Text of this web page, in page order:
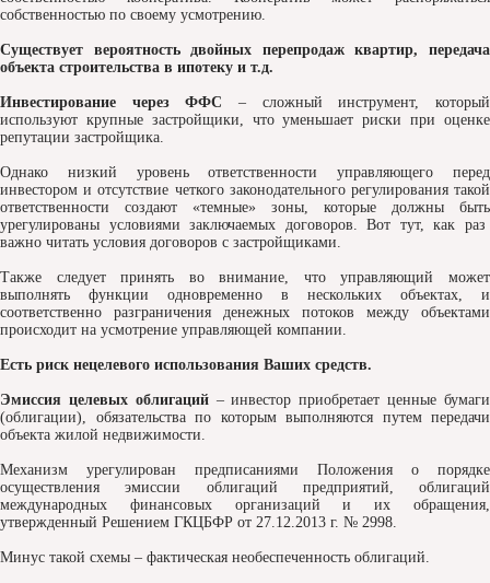
собственностью по своему усмотрению.
Существует вероятность двойных перепродаж квартир, передача
объекта строительства в ипотеку и т.д.
Инвестирование через ФФС – сложный инструмент, который
используют крупные застройщики, что уменьшает риски при оценке
репутации застройщика.
Однако низкий уровень ответственности управляющего перед
инвестором и отсутствие четкого законодательного регулирования такой
ответственности создают «темные» зоны, которые должны быть
урегулированы условиями заключаемых договоров. Вот тут, как раз
важно читать условия договоров с застройщиками.
Также следует принять во внимание, что управляющий может
выполнять функции одновременно в нескольких объектах, и
соответственно разграничения денежных потоков между объектами
происходит на усмотрение управляющей компании.
Есть риск нецелевого использования Ваших средств.
Эмиссия целевых облигаций– инвестор приобретает ценные бумаги
(облигации), обязательства по которым выполняются путем передачи
объекта жилой недвижимости.
Механизм урегулирован предписаниями Положения о порядке
осуществления эмиссии облигаций предприятий, облигаций
международных финансовых организаций и их обращения,
утвержденный Решением ГКЦБФР от 27.12.2013 г. № 2998.
Минус такой схемы – фактическая необеспеченность облигаций.